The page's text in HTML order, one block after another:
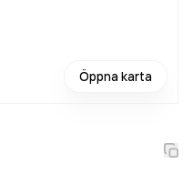
Öppna karta